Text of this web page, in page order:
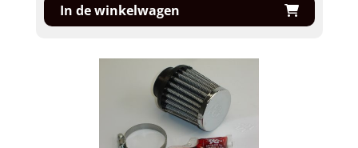
In de winkelwagen